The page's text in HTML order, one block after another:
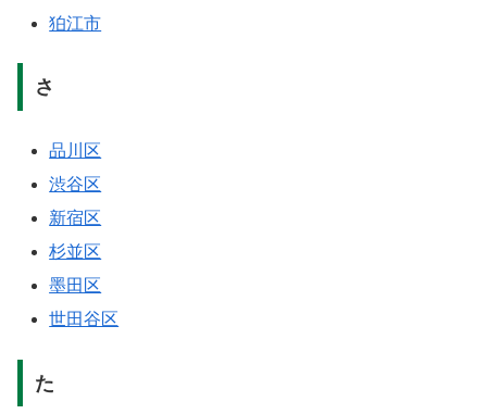
狛江市
さ
品川区
渋谷区
新宿区
杉並区
墨田区
世田谷区
た